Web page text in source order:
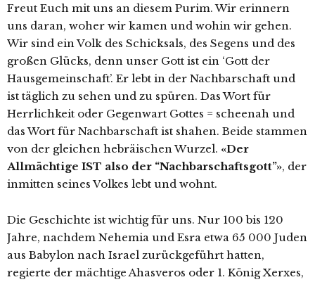
Freut Euch mit uns an diesem Purim. Wir erinnern
uns daran, woher wir kamen und wohin wir gehen.
Wir sind ein Volk des Schicksals, des Segens und des
großen Glücks, denn unser Gott ist ein ‘Gott der
Hausgemeinschaft’. Er lebt in der Nachbarschaft und
ist täglich zu sehen und zu spüren. Das Wort für
Herrlichkeit oder Gegenwart Gottes = scheenah und
das Wort für Nachbarschaft ist shahen. Beide stammen
von der gleichen hebräischen Wurzel. «Der
Allmächtige IST also der “Nachbarschaftsgott”», der
inmitten seines Volkes lebt und wohnt.
Die Geschichte ist wichtig für uns. Nur 100 bis 120
Jahre, nachdem Nehemia und Esra etwa 65 000 Juden
aus Babylon nach Israel zurückgeführt hatten,
regierte der mächtige Ahasveros oder 1. König Xerxes,